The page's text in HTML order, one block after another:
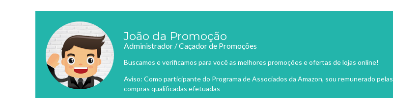
João da Promoção
Administrador / Caçador de Promoções
Buscamos e verificamos para você as melhores promoções e ofertas de lojas online!
Aviso: Como participante do Programa de Associados da Amazon, sou remunerado pelas
compras qualificadas efetuadas